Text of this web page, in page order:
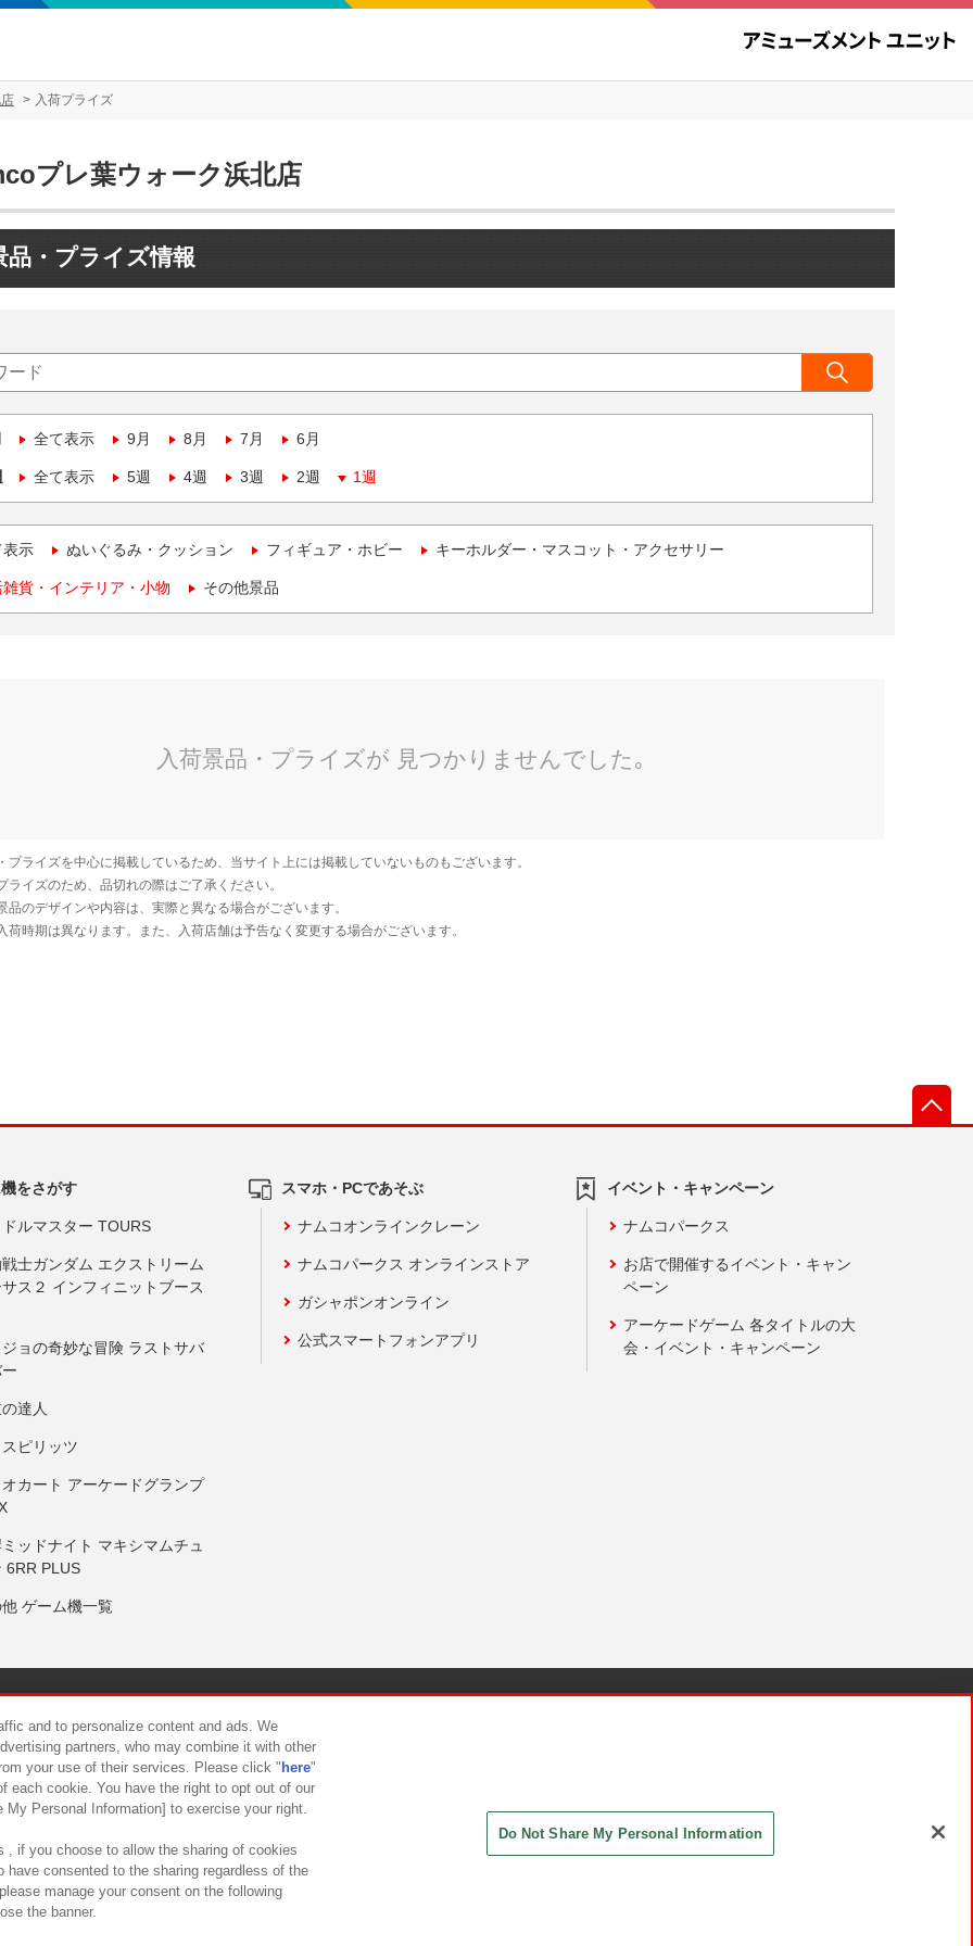
入荷プライズ
プレ葉ウォーク浜北店
品・プライズ情報
全て表示 9月 8月 7月 6月
全て表示 5週 4週 3週 2週 1週
表示 ぬいぐるみ・クッション フィギュア・ホビー キーホルダー・マスコット・アクセサリー
貨・インテリア・小物 その他景品
をさがす
ルマスター TOURS
士ガンダム エクストリーム
ス２ インフィニットブース
ョの奇妙な冒険 ラストサバ
達人
ピリッツ
カート アーケードグランプ
ッドナイト マキシマムチュ
6RR PLUS
ゲーム機一覧
スマホ・PCであそぶ
ナムコオンラインクレーン
ナムコパークス オンラインストア
ガシャポンオンライン
公式スマートフォンアプリ
イベント・キャンペーン
ナムコパークス
お店で開催するイベント・キャン
ペーン
アーケードゲーム 各タイトルの大
会・イベント・キャンペーン
について カスタマーハラスメント対応方針
and to personalize content and ads. We
partners, who may combine it with other
your use of their services. Please click " here"
each cookie. You have the right to opt out of our
Personal Information] to exercise your right.
, if you choose to allow the sharing of cookies
have consented to the sharing regardless of the
manage your consent on the following
the banner.
Do Not Share My Personal Information